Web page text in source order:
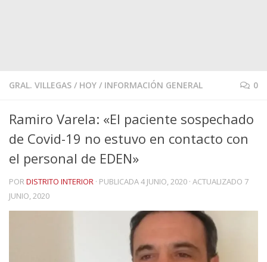
GRAL. VILLEGAS / HOY / INFORMACIÓN GENERAL 0
Ramiro Varela: «El paciente sospechado
de Covid-19 no estuvo en contacto con
el personal de EDEN»
PORDISTRITO INTERIOR · PUBLICADA4 JUNIO, 2020 · ACTUALIZADO 7
JUNIO, 2020